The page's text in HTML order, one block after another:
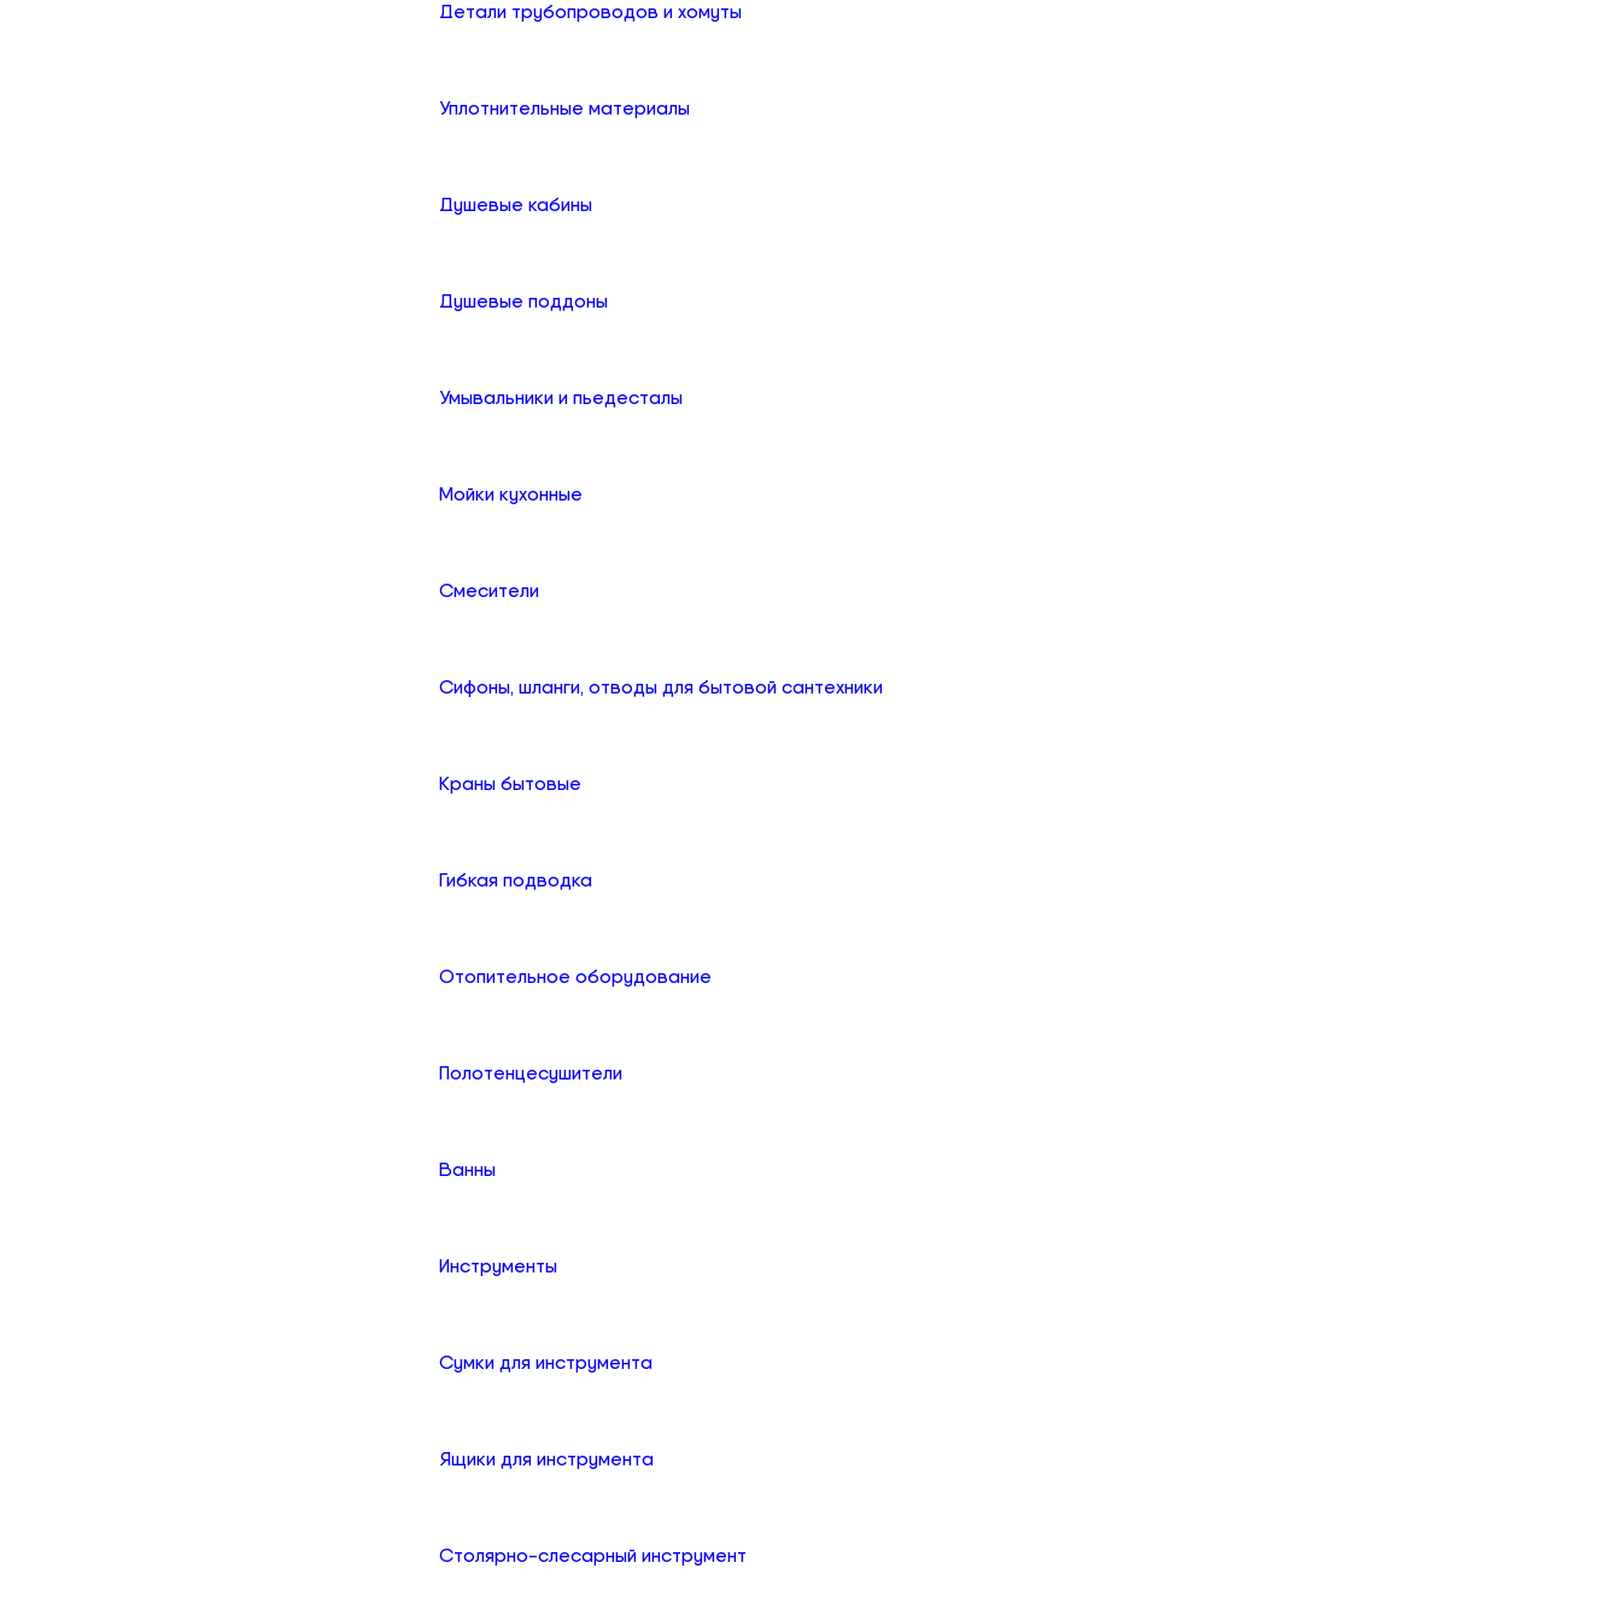
Детали трубопроводов и хомуты
Уплотнительные материалы
Душевые кабины
Душевые поддоны
Умывальники и пьедесталы
Мойки кухонные
Смесители
Сифоны, шланги, отводы для бытовой сантехники
Краны бытовые
Гибкая подводка
Отопительное оборудование
Полотенцесушители
Ванны
Инструменты
Сумки для инструмента
Ящики для инструмента
Столярно-слесарный инструмент